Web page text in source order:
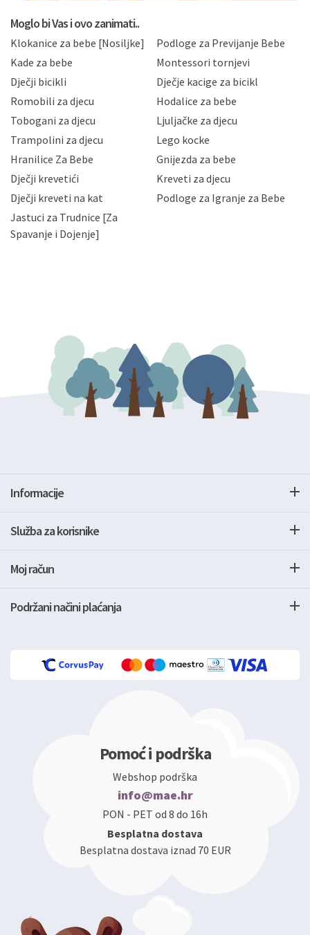
privatnosti i kolačića koju možete pročitati ovdje i
Hrvatske, a uvijek uz primjenu odgovarajućih tehničkih i
sigurnosnih mjera zaštite osobnih podataka od
neovlaštenog pristupa, zlouporabe, otkrivanja,
gubitka ili uništenja. Mae.hr štiti privatnost svojih
korisnika i posjetitelja web stranica, čuva povjerljivost
Vaših osobnih podataka te omogućava pristup i
priopćavanje osobnih podataka samo onim svojim
zaposlenicima kojima su isti potrebni radi provedbe
slučajevima koji su dozvoljeni zakonima. Napominjemo
da možete u svako doba, u potpunosti ili djelomice,
zatražiti prestanak aktivnosti obrade Vaših osobnih
podataka. Opoziv privole možete podnijeti poštom na
gore navedenu adresu ili e-mailom na adresu:
Moglo bi Vas i ovo zanimati..
Klokanice za bebe [Nosiljke]
Podloge za Previjanje Bebe
Kade za bebe
Montessori tornjevi
Dječji bicikli
Dječje kacige za bicikl
Romobili za djecu
Hodalice za bebe
Tobogani za djecu
Ljuljačke za djecu
Trampolini za djecu
Lego kocke
Hranilice Za Bebe
Gnijezda za bebe
Dječji krevetići
Kreveti za djecu
Dječji kreveti na kat
Podloge za Igranje za Bebe
Jastuci za Trudnice [Za
Spavanje i Dojenje]
Informacije
Služba za korisnike
Moj račun
Podržani načini plaćanja
Pomoć i podrška
Webshop podrška
info@mae.hr
PON - PET od 8 do 16h
Besplatna dostava
Besplatna dostava iznad 70 EUR